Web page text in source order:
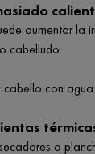
aumentar la
cabelludo.
cabello con
o